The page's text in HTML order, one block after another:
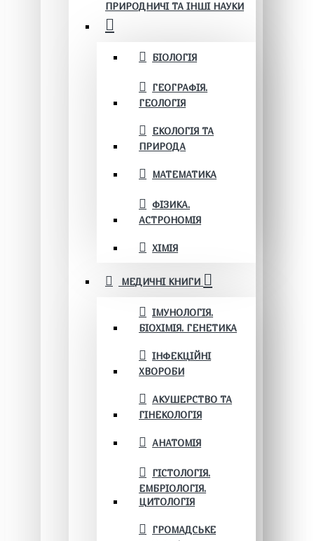
ПРИРОДНИЧІ ТА ІНШІ НАУКИ
БІОЛОГІЯ
ГЕОГРАФІЯ.
ГЕОЛОГІЯ
ЕКОЛОГІЯ ТА
ПРИРОДА
МАТЕМАТИКА
ФІЗИКА.
АСТРОНОМІЯ
ХІМІЯ
МЕДИЧНІ КНИГИ
ІМУНОЛОГІЯ.
БІОХІМІЯ. ГЕНЕТИКА
ІНФЕКЦІЙНІ
ХВОРОБИ
АКУШЕРСТВО ТА
ГІНЕКОЛОГІЯ
АНАТОМІЯ
ГІСТОЛОГІЯ.
ЕМБРІОЛОГІЯ.
ЦИТОЛОГІЯ
ГРОМАДСЬКЕ